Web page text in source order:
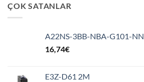
ÇOK SATANLAR
A22NS-3BB-NBA-G101-NN
16,74€
E3Z-D61 2M